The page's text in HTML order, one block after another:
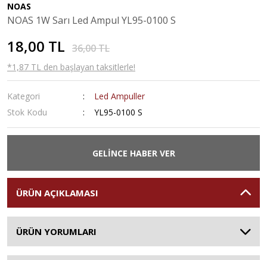
NOAS
NOAS 1W Sarı Led Ampul YL95-0100 S
18,00 TL 36,00 TL
*1,87 TL den başlayan taksitlerle!
Kategori
Led Ampuller
Stok Kodu
YL95-0100 S
GELİNCE HABER VER
ÜRÜN AÇIKLAMASI
ÜRÜN YORUMLARI